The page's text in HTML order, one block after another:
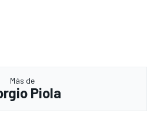
Más de
Piola